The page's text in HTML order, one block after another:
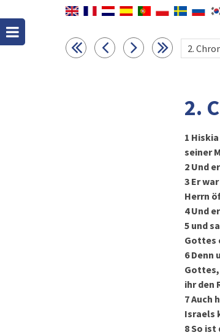
2.
1
seiner
2 Und
3 Er
Herrn
4Und
5 und
Gottes
6Denn
Gottes,
ihr den
7Auch
Israels
8So ist